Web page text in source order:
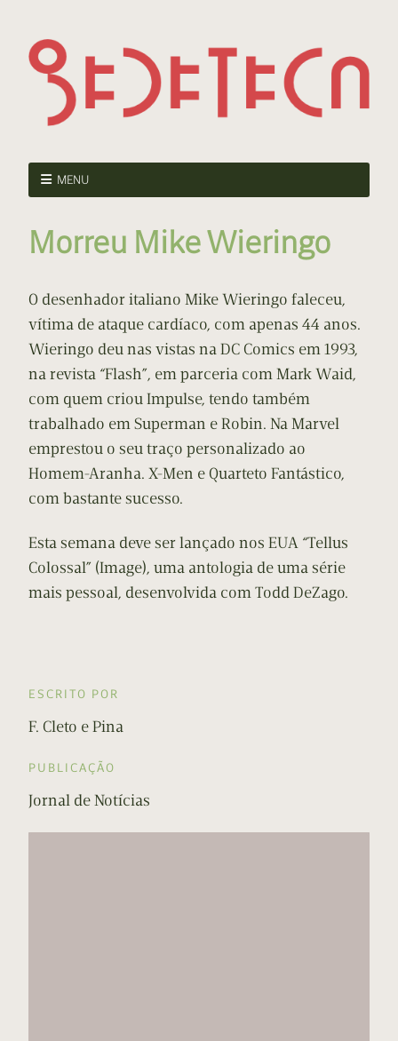
MENU
Morreu Mike Wieringo
O desenhador italiano Mike Wieringo faleceu,
vítima de ataque cardíaco, com apenas 44 anos.
Wieringo deu nas vistas na DC Comics em 1993,
na revista “Flash”, em parceria com Mark Waid,
com quem criou Impulse, tendo também
trabalhado em Superman e Robin. Na Marvel
emprestou o seu traço personalizado ao
Homem-Aranha. X-Men e Quarteto Fantástico,
com bastante sucesso.
Esta semana deve ser lançado nos EUA “Tellus
Colossal” (Image), uma antologia de uma série
mais pessoal, desenvolvida com Todd DeZago.
ESCRITO POR
F. Cleto e Pina
PUBLICAÇÃO
Jornal de Notícias